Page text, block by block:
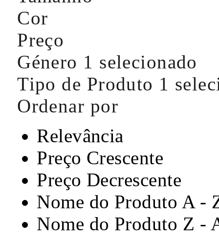
Cor
Preço
Género 1 selecionado
Tipo de Produto 1
Ordenar por
Relevância
Preço Crescente
Preço Decrescente
Nome do Produto A -
Nome do Produto Z -